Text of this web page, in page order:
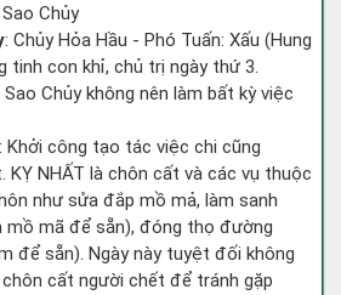
Sao Chủy
: Chủy Hỏa Hầu - Phó Tuấn: Xấu (Hung
tinh con khỉ, chủ trị ngày thứ 3.
Sao Chủy không nên làm bất kỳ việc
: Khởi công tạo tác việc chi cũng
KỴ NHẤT là chôn cất và các vụ thuộc
như sửa đắp mồ mả, làm sanh
mồ mã để sẵn), đóng thọ đường
để sẵn). Ngày này tuyệt đối không
chôn cất người chết để tránh gặp